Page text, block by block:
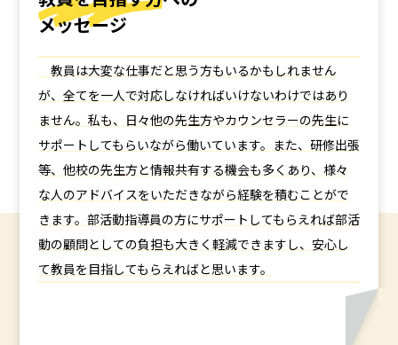
メッセージ
教員は大変な仕事だと思う方もいるかもしれません
が、全てを一人で対応しなければいけないわけではあり
ません。私も、日々他の先生方やカウンセラーの先生に
サポートしてもらいながら働いています。また、研修出張
等、他校の先生方と情報共有する機会も多くあり、様々
な人のアドバイスをいただきながら経験を積むことがで
きます。部活動指導員の方にサポートしてもらえれば部活
動の顧問としての負担も大きく軽減できますし、安心し
て教員を目指してもらえればと思います。